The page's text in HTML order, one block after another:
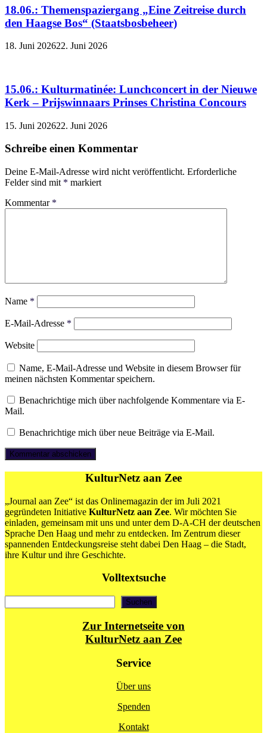
18.06.: Themenspaziergang „Eine Zeitreise durch
den Haagse Bos“ (Staatsbosbeheer)
18. Juni 202622. Juni 2026
15.06.: Kulturmatinée: Lunchconcert in der Nieuwe
Kerk – Prijswinnaars Prinses Christina Concours
15. Juni 202622. Juni 2026
Schreibe einen Kommentar
Deine E-Mail-Adresse wird nicht veröffentlicht. Erforderliche
Felder sind mit * markiert
Kommentar *
Name *
E-Mail-Adresse *
Website
Name, E-Mail-Adresse und Website in diesem Browser für
meinen nächsten Kommentar speichern.
Benachrichtige mich über nachfolgende Kommentare via E-
Mail.
Benachrichtige mich über neue Beiträge via E-Mail.
KulturNetz aan Zee
„Journal aan Zee“ ist das Onlinemagazin der im Juli 2021
gegründeten Initiative KulturNetz aan Zee. Wir möchten Sie
einladen, gemeinsam mit uns und unter dem D-A-CH der deutschen
Sprache Den Haag und mehr zu entdecken. Im Zentrum dieser
spannenden Entdeckungsreise steht dabei Den Haag – die Stadt,
ihre Kultur und ihre Geschichte.
Volltextsuche
Suchen
Zur Internetseite von
KulturNetz aan Zee
Service
Über uns
Spenden
Kontakt